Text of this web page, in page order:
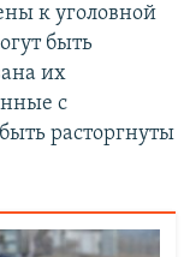
к уголовной
быть
их
с
расторгнуты